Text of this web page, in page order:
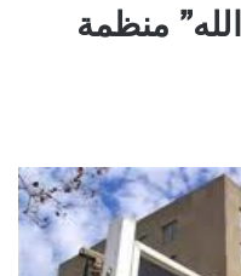
منظمة